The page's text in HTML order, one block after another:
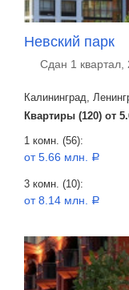
Невский парк
Сдан 1 квартал,
Калининград,
Квартиры (120) от
1 комн. (56):
от 5.66 млн. a
3 комн. (10):
от 8.14 млн. a